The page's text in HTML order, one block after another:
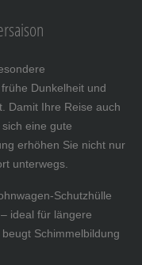
Dunkelheit und
Damit Ihre Reise auch
eine gute
erhöhen Sie nicht nur
unterwegs.
Schutzhülle
ideal für längere
Schimmelbildung